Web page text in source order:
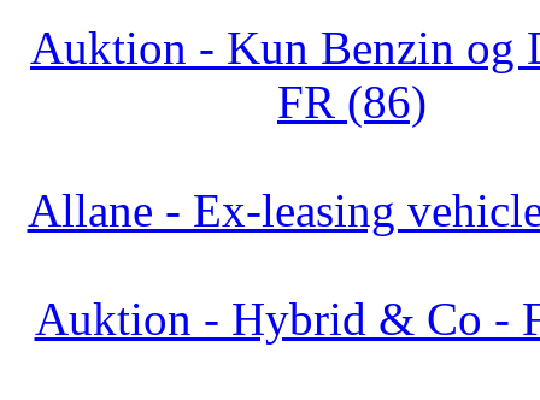
Auktion - Kun Benzin og
FR (86)
Allane - Ex-leasing
Auktion - Hybrid & Co -